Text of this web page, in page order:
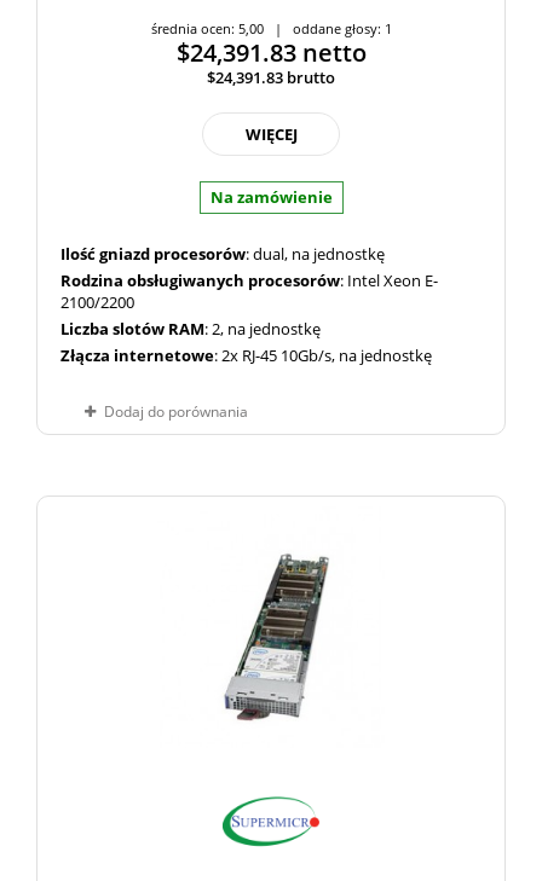
średnia ocen: 5,00 | oddane głosy: 1
$24,391.83 netto
$24,391.83 brutto
WIĘCEJ
Na zamówienie
Ilość gniazd procesorów: dual, na jednostkę
Rodzina obsługiwanych procesorów: Intel Xeon E-
2100/2200
Liczba slotów RAM: 2, na jednostkę
Złącza internetowe: 2x RJ-45 10Gb/s, na jednostkę
Dodaj do porównania